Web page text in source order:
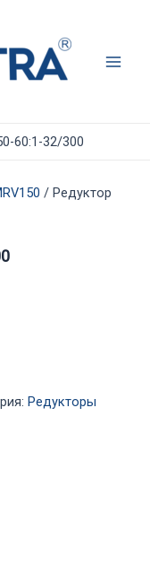
60:1-32/300
/ Редуктор
Редукторы